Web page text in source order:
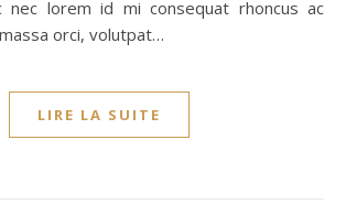
nec lorem id mi consequat rhoncus ac
orci, volutpat…
LIRE LA SUITE